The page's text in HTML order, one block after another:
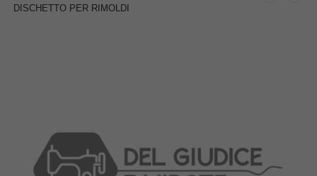
DISCHETTO PER RIMOLDI